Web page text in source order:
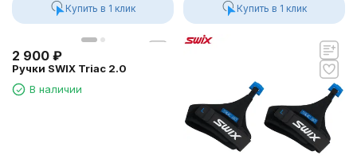
Купить в 1 клик Купить в 1 клик
2 900 ₽
Ручки SWIX Triac 2.0
В наличии